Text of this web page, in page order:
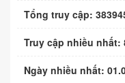
Tổng truy cập:
Truy cập nhiều nhất:
Ngày nhiều nhất: